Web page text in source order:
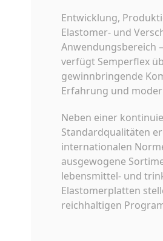
Entwicklung,
Elastomer- und
Anwendungsbereich –
verfügt Semperflex
gewinnbringende
Erfahrung und
Neben einer
Standardqualitäten
internationalen
ausgewogene
lebensmittel- und
Elastomerplatten
reichhaltigen